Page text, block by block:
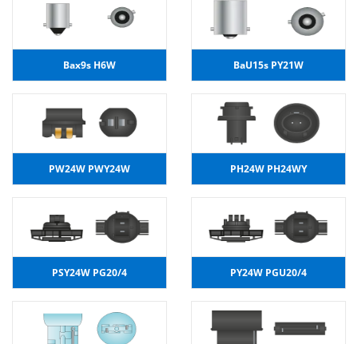
Bax9s H6W BaU15s PY21W
PW24W PWY24W PH24W PH24WY
PSY24W PG20/4 PY24W PGU20/4